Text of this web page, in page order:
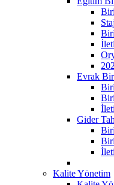
Evrak
Gider
Kalite Yönetim